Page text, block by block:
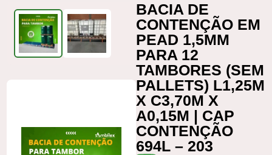
BACIA DE
CONTENÇÃO EM
PEAD 1,5MM
PARA 12
TAMBORES (SEM
PALLETS) L1,25M
X C3,70M X
A0,15M | CAP
CONTENÇÃO
694L – 203